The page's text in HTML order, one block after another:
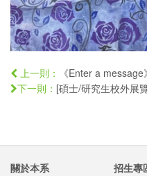
上一則： 《Enter a
下一則： [碩士/研究生校外展
關於本系 招生專